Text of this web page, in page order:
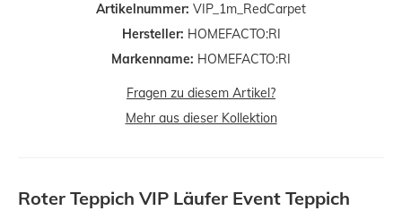
Artikelnummer: VIP_1m_RedCarpet
Hersteller: HOMEFACTO:RI
Markenname: HOMEFACTO:RI
Fragen zu diesem Artikel?
Mehr aus dieser Kollektion
Roter Teppich VIP Läufer Event Teppich